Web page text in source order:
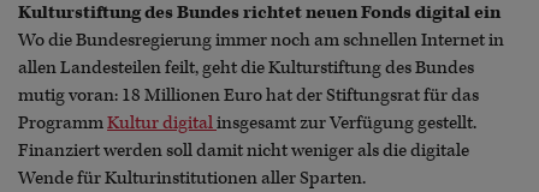
Kulturstiftung des Bundes richtet neuen Fonds digital ein
Wo die Bundesregierung immer noch am schnellen Internet in
allen Landesteilen feilt, geht die Kulturstiftung des Bundes
mutig voran: 18 Millionen Euro hat der Stiftungsrat für das
ProgrammKultur digitalinsgesamt zur Verfügung gestellt.
Finanziert werden soll damit nicht weniger als die digitale
Wende für Kulturinstitutionen aller Sparten.